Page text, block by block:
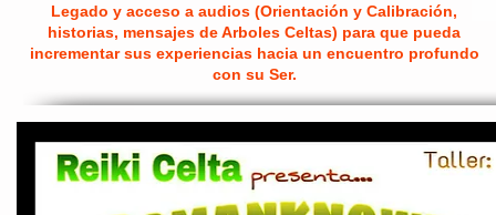
Legado y acceso a audios (Orientación y Calibración,
historias, mensajes de Arboles Celtas) para que pueda
incrementar sus experiencias hacia un encuentro profundo
con su Ser.